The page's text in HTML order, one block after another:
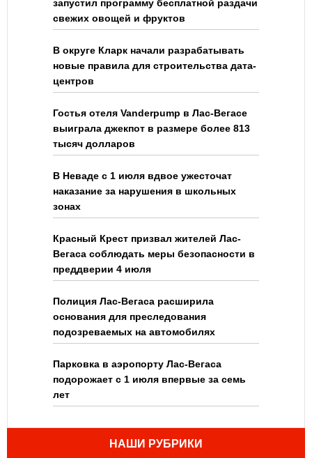
запустил программу бесплатной раздачи
свежих овощей и фруктов
В округе Кларк начали разрабатывать
новые правила для строительства дата-
центров
Гостья отеля Vanderpump в Лас-Вегасе
выиграла джекпот в размере более 813
тысяч долларов
В Неваде с 1 июля вдвое ужесточат
наказание за нарушения в школьных
зонах
Красный Крест призвал жителей Лас-
Вегаса соблюдать меры безопасности в
преддверии 4 июля
Полиция Лас-Вегаса расширила
основания для преследования
подозреваемых на автомобилях
Парковка в аэропорту Лас-Вегаса
подорожает с 1 июля впервые за семь
лет
НАШИ РУБРИКИ